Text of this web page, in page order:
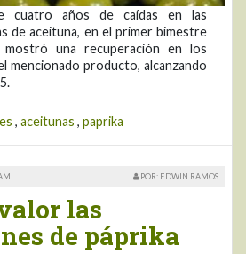
cuatro años de caídas en las
de aceituna, en el primer bimestre
una recuperación en los
mencionado producto, alcanzando
, aceitunas , paprika
POR: EDWIN RAMOS
las
de páprika